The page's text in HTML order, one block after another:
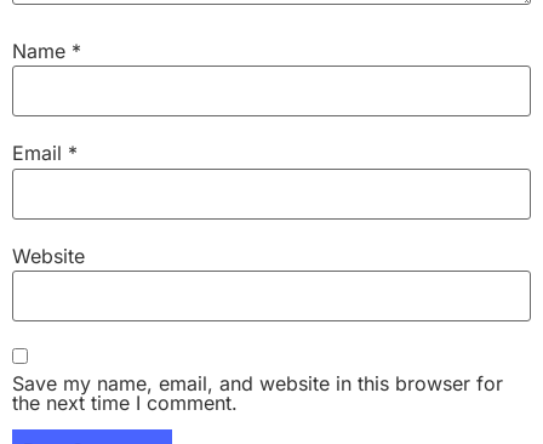
Name *
Email *
Website
Save my name, email, and website in this browser for
the next time I comment.